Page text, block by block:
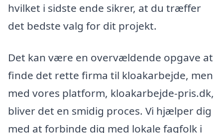
hvilket i sidste ende sikrer, at du træffer
det bedste valg for dit projekt.
Det kan være en overvældende opgave at
finde det rette firma til kloakarbejde, men
med vores platform, kloakarbejde-pris.dk,
bliver det en smidig proces. Vi hjælper dig
med at forbinde dig med lokale fagfolk i